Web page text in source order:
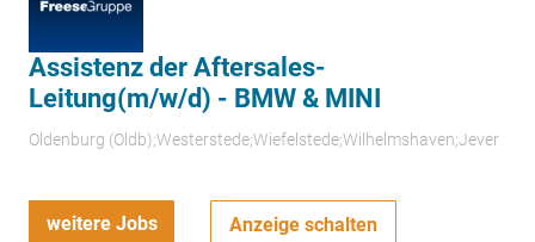
Assistenz der Aftersales-
Leitung(m/w/d) - BMW & MINI
Oldenburg (Oldb);Westerstede;Wiefelstede;Wilhelmshaven;Jever
weitere Jobs Anzeige schalten